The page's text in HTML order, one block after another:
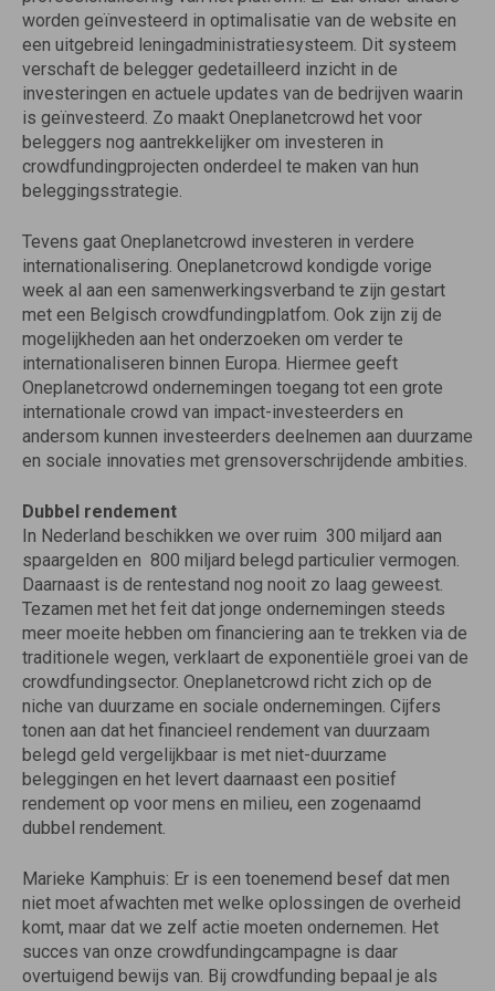
worden geïnvesteerd in optimalisatie van de website en
een uitgebreid leningadministratiesysteem. Dit systeem
verschaft de belegger gedetailleerd inzicht in de
investeringen en actuele updates van de bedrijven waarin
is geïnvesteerd. Zo maakt Oneplanetcrowd het voor
beleggers nog aantrekkelijker om investeren in
crowdfundingprojecten onderdeel te maken van hun
beleggingsstrategie.
Tevens gaat Oneplanetcrowd investeren in verdere
internationalisering. Oneplanetcrowd kondigde vorige
week al aan een samenwerkingsverband te zijn gestart
met een Belgisch crowdfundingplatfom. Ook zijn zij de
mogelijkheden aan het onderzoeken om verder te
internationaliseren binnen Europa. Hiermee geeft
Oneplanetcrowd ondernemingen toegang tot een grote
internationale crowd van impact-investeerders en
andersom kunnen investeerders deelnemen aan duurzame
en sociale innovaties met grensoverschrijdende ambities.
Dubbel rendement
In Nederland beschikken we over ruim  300 miljard aan
spaargelden en  800 miljard belegd particulier vermogen.
Daarnaast is de rentestand nog nooit zo laag geweest.
Tezamen met het feit dat jonge ondernemingen steeds
meer moeite hebben om financiering aan te trekken via de
traditionele wegen, verklaart de exponentiële groei van de
crowdfundingsector. Oneplanetcrowd richt zich op de
niche van duurzame en sociale ondernemingen. Cijfers
tonen aan dat het financieel rendement van duurzaam
belegd geld vergelijkbaar is met niet-duurzame
beleggingen en het levert daarnaast een positief
rendement op voor mens en milieu, een zogenaamd
dubbel rendement.
Marieke Kamphuis: Er is een toenemend besef dat men
niet moet afwachten met welke oplossingen de overheid
komt, maar dat we zelf actie moeten ondernemen. Het
succes van onze crowdfundingcampagne is daar
overtuigend bewijs van. Bij crowdfunding bepaal je als